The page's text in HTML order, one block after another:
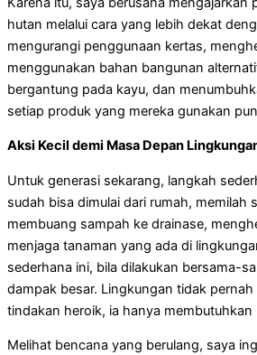
hutan melalui cara yang lebih dekat
mengurangi penggunaan kertas,
menggunakan bahan bangunan
bergantung pada kayu, dan
setiap produk yang mereka gunakan
Aksi Kecil demi Masa Depan
Untuk generasi sekarang, langkah
sudah bisa dimulai dari rumah, memilah
membuang sampah ke drainase,
menjaga tanaman yang ada di
sederhana ini, bila dilakukan bersama-
dampak besar. Lingkungan tidak
tindakan heroik, ia hanya
Melihat bencana yang berulang, saya